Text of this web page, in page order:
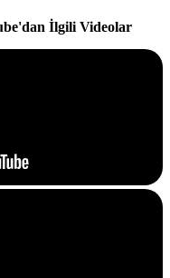
İlgili Videolar